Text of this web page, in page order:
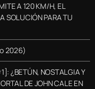
A 120 KM/H, EL
SOLUCIÓN PARA TU
2026)
¿BETÚN, NOSTALGIA Y
DE JOHN CALE EN